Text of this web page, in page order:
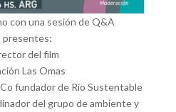
con una sesión de Q&A
presentes:
del film
Las Omas
fundador de Río Sustentable
del grupo de ambiente y